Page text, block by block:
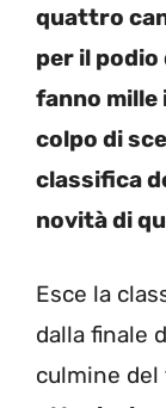
quattro
per il podio
fanno mille
colpo di
classifica
novità di
Esce la
dalla finale
culmine del